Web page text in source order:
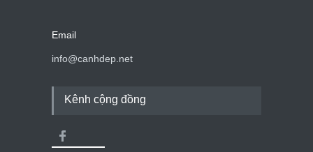
Email
info@canhdep.net
Kênh cộng đồng